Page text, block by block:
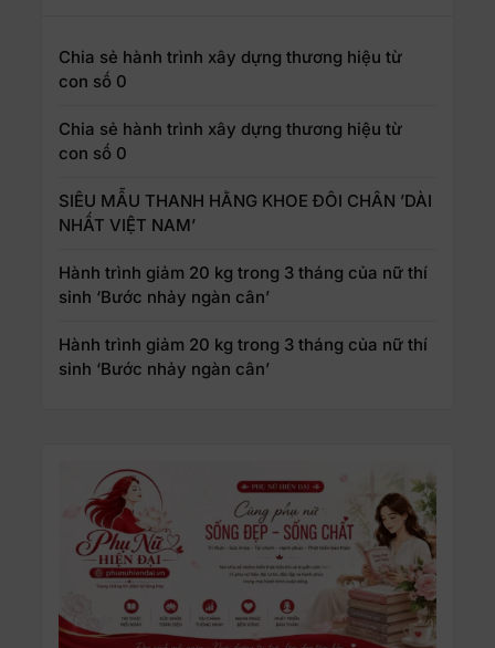
Chia sẻ hành trình xây dựng thương hiệu từ
con số 0
Chia sẻ hành trình xây dựng thương hiệu từ
con số 0
SIÊU MẪU THANH HẰNG KHOE ĐÔI CHÂN ’DÀI
NHẤT VIỆT NAM’
Hành trình giảm 20 kg trong 3 tháng của nữ thí
sinh ‘Bước nhảy ngàn cân’
Hành trình giảm 20 kg trong 3 tháng của nữ thí
sinh ‘Bước nhảy ngàn cân’